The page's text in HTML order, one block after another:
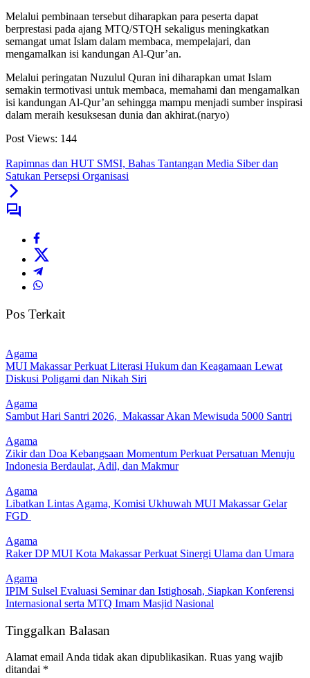
Melalui pembinaan tersebut diharapkan para peserta dapat
berprestasi pada ajang MTQ/STQH sekaligus meningkatkan
semangat umat Islam dalam membaca, mempelajari, dan
mengamalkan isi kandungan Al-Qur’an.
Melalui peringatan Nuzulul Quran ini diharapkan umat Islam
semakin termotivasi untuk membaca, memahami dan mengamalkan
isi kandungan Al-Qur’an sehingga mampu menjadi sumber inspirasi
dalam meraih kesuksesan dunia dan akhirat.(naryo)
Post Views: 144
Rapimnas dan HUT SMSI, Bahas Tantangan Media Siber dan
Satukan Persepsi Organisasi
Pos Terkait
Agama
MUI Makassar Perkuat Literasi Hukum dan Keagamaan Lewat
Diskusi Poligami dan Nikah Siri
Agama
Sambut Hari Santri 2026, Makassar Akan Mewisuda 5000 Santri
Agama
Zikir dan Doa Kebangsaan Momentum Perkuat Persatuan Menuju
Indonesia Berdaulat, Adil, dan Makmur
Agama
Libatkan Lintas Agama, Komisi Ukhuwah MUI Makassar Gelar
FGD
Agama
Raker DP MUI Kota Makassar Perkuat Sinergi Ulama dan Umara
Agama
IPIM Sulsel Evaluasi Seminar dan Istighosah, Siapkan Konferensi
Internasional serta MTQ Imam Masjid Nasional
Tinggalkan Balasan
Alamat email Anda tidak akan dipublikasikan. Ruas yang wajib
ditandai *